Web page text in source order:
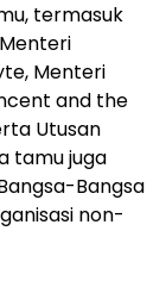
termasuk
Menteri
and the
Utusan
tamu juga
Bangsa
non-